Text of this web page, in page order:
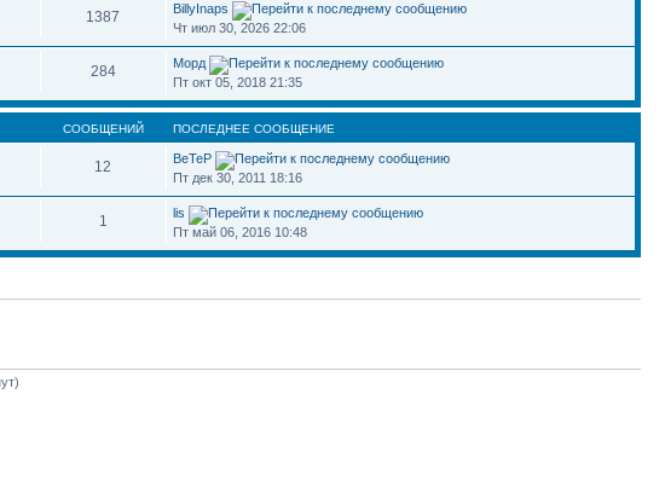
1387
BillyInaps
Чт июл 30, 2026 22:06
284
Морд
Пт окт 05, 2018 21:35
СООБЩЕНИЙ ПОСЛЕДНЕЕ СООБЩЕНИЕ
12
BeTeP
Пт дек 30, 2011 18:16
1
lis
Пт май 06, 2016 10:48